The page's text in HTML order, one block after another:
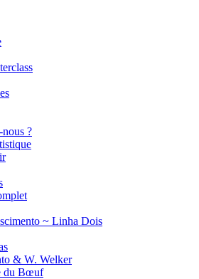
?
~ Linha Dois
& W. Welker
du Bœuf